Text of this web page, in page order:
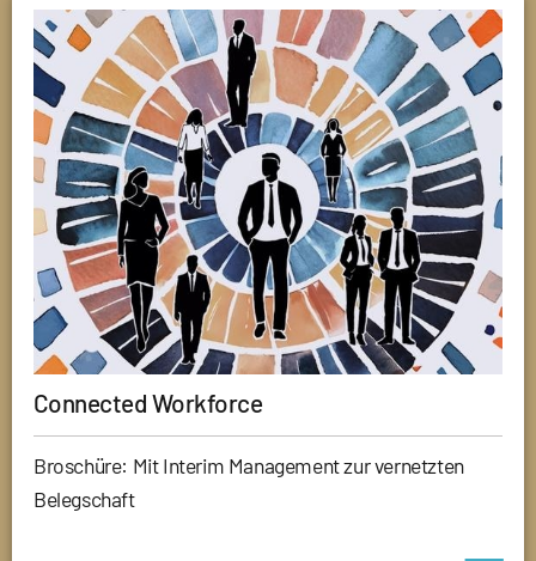
Connected Workforce
Broschüre: Mit Interim Management zur vernetzten
Belegschaft